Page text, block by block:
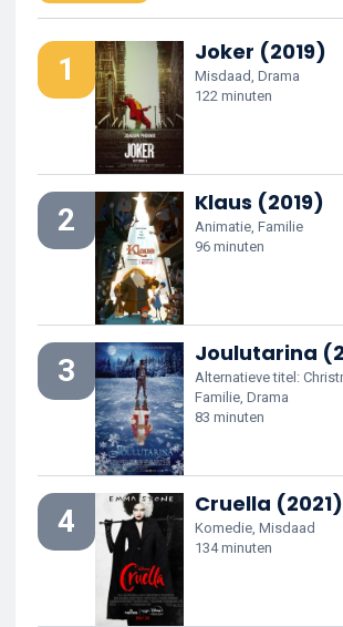
1 Joker (2019)
Misdaad, Drama
122 minuten
2 Klaus (2019)
Animatie, Familie
96 minuten
3 Joulutarina
Alternatieve titel:
Familie, Drama
83 minuten
4 Cruella (2021)
Komedie, Misdaad
134 minuten